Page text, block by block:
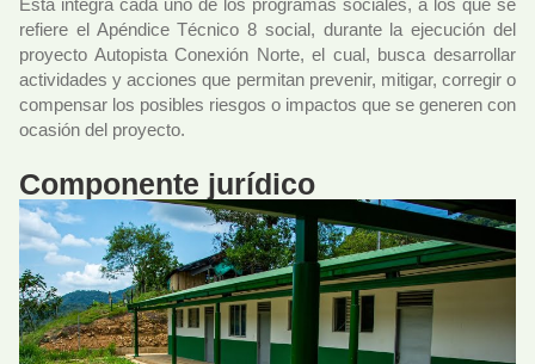
Esta integra cada uno de los programas sociales, a los que se
refiere el Apéndice Técnico 8 social, durante la ejecución del
proyecto Autopista Conexión Norte, el cual, busca desarrollar
actividades y acciones que permitan prevenir, mitigar, corregir o
compensar los posibles riesgos o impactos que se generen con
ocasión del proyecto.
Componente jurídico